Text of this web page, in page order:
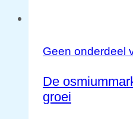
Geen onderdeel
De
groei